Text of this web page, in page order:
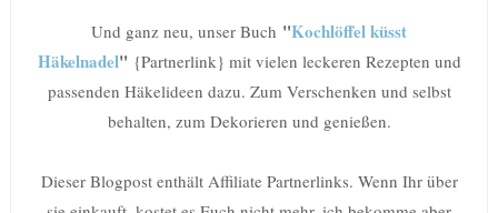
Und ganz neu, unser Buch "Kochlöffel küsst
Häkelnadel" {Partnerlink} mit vielen leckeren Rezepten und
passenden Häkelideen dazu. Zum Verschenken und selbst
behalten, zum Dekorieren und genießen.
Dieser Blogpost enthält Affiliate Partnerlinks. Wenn Ihr über